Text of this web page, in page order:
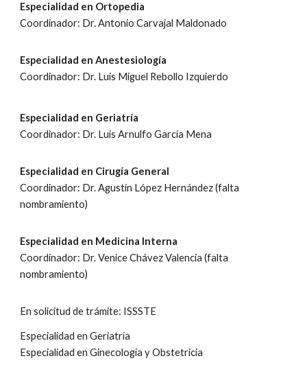
Especialidad en Ortopedia
Coordinador: Dr. Antonio Carvajal Maldonado
Especialidad en Anestesiología
Coordinador: Dr. Luis Miguel Rebollo Izquierdo
Especialidad en Geriatría
Coordinador: Dr. Luis Arnulfo García Mena
Especialidad en Cirugía General
Coordinador: Dr. Agustín López Hernández (falta
nombramiento)
Especialidad en Medicina Interna
Coordinador: Dr. Venice Chávez Valencia (falta
nombramiento)
En solicitud de trámite: ISSSTE
Especialidad en Geriatría
Especialidad en Ginecología y Obstetricia